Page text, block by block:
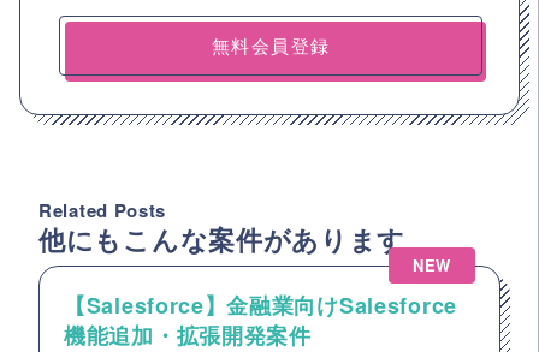
無料会員登録
Related Posts
他にもこんな案件があります
NEW
【Salesforce】金融業向けSalesforce
機能追加・拡張開発案件